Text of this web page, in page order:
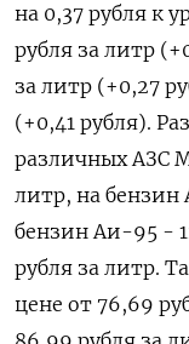
на 0,37 ​рубля к
рубля за литр
за литр (+0,27
(+0,41 рубля).
различных АЗС
литр, на ‌бензин
бензин Аи-95 -
рубля за литр.
цене ​от 76,69